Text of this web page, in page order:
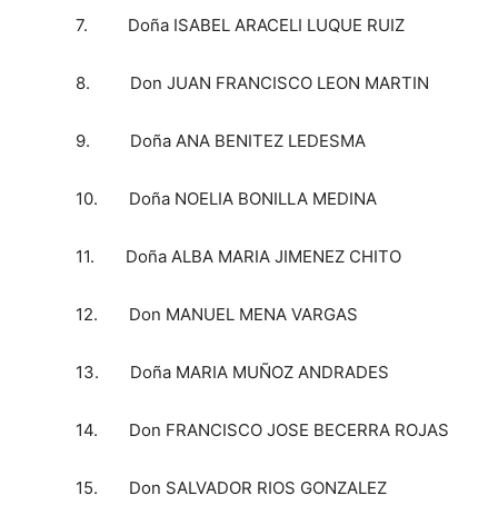
7. Doña ISABEL ARACELI LUQUE RUIZ
8. Don JUAN FRANCISCO LEON MARTIN
9. Doña ANA BENITEZ LEDESMA
10. Doña NOELIA BONILLA MEDINA
11. Doña ALBA MARIA JIMENEZ CHITO
12. Don MANUEL MENA VARGAS
13. Doña MARIA MUÑOZ ANDRADES
14. Don FRANCISCO JOSE BECERRA ROJAS
15. Don SALVADOR RIOS GONZALEZ